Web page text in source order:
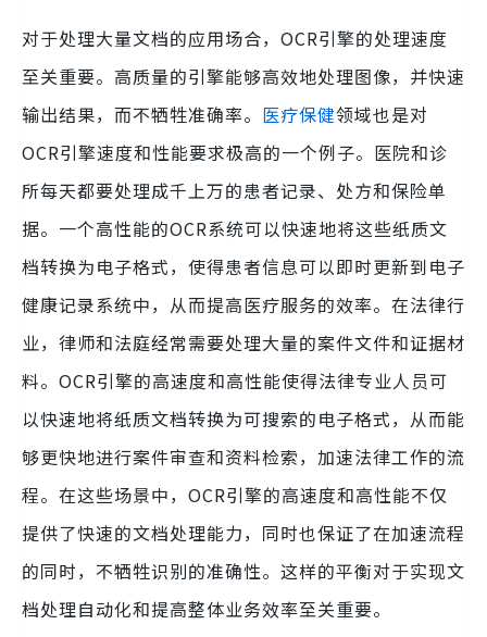
对于处理大量文档的应用场合，OCR引擎的处理速度
至关重要。高质量的引擎能够高效地处理图像，并快速
输出结果，而不牺牲准确率。 医疗保健领域也是对
OCR引擎速度和性能要求极高的一个例子。医院和诊
所每天都要处理成千上万的患者记录、处方和保险单
据。一个高性能的OCR系统可以快速地将这些纸质文
档转换为电子格式，使得患者信息可以即时更新到电子
健康记录系统中，从而提高医疗服务的效率。在法律行
业，律师和法庭经常需要处理大量的案件文件和证据材
料。OCR引擎的高速度和高性能使得法律专业人员可
以快速地将纸质文档转换为可搜索的电子格式，从而能
够更快地进行案件审查和资料检索，加速法律工作的流
程。在这些场景中，OCR引擎的高速度和高性能不仅
提供了快速的文档处理能力，同时也保证了在加速流程
的同时，不牺牲识别的准确性。这样的平衡对于实现文
档处理自动化和提高整体业务效率至关重要。